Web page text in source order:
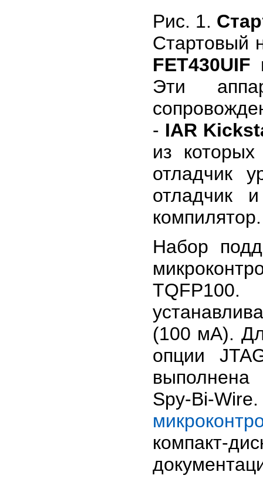
Рис. 1.
Стартовый
FET430UIF
Эти
- IAR
из
отладчик
отладчик
компилятор.
Набор
(100 мА).
опции
выполнена
Spy-Bi-
компакт-